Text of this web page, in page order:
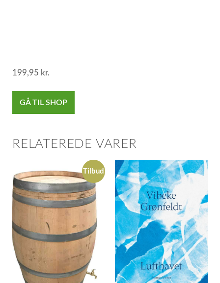
199,95 kr.
GÅ TIL SHOP
RELATEREDE VARER
Tilbud